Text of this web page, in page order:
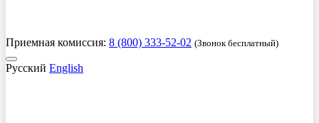
Приемная комиссия: 8 (800) 333-52-02 (Звонок бесплатный)
Русский English